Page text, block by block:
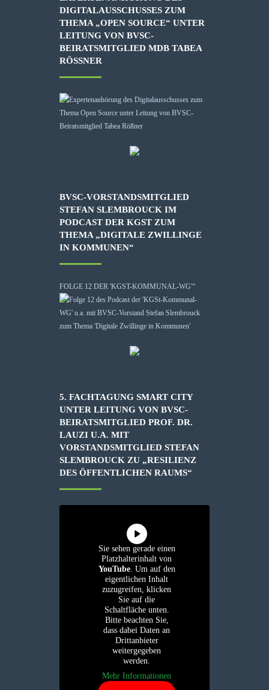
DIGITALAUSSCHUSSES ZUM
THEMA „OPEN SOURCE“ UNTER
LEITUNG VON BVSC-
BEIRATSMITGLIED MDB TABEA
RÖSSNER
BVSC-VORSTANDSMITGLIED
STEFAN SLEMBROUCK IM
PODCAST DER KGST ZUM
THEMA „DIGITALE ZWILLINGE
IN KOMMUNEN“
FOLGE 12 DER 'KGST-KOMMUNAL-WG'“
5. FACHTAGUNG SMART CITY
UNTER LEITUNG VON BVSC-
BEIRATSMITGLIED PROF. DR.
LAUZI U.A. MIT
VORSTANDSMITGLIED STEFAN
SLEMBROUCK ZU „RESILIENZ
DES ÖFFENTLICHEN RAUMS“
Sie sehen gerade einen
Platzhalterinhalt von
YouTube. Um auf den
eigentlichen Inhalt
zuzugreifen, klicken
Sie auf die
Schaltfläche unten.
Bitte beachten Sie,
dass dabei Daten an
Drittanbieter
weitergegeben
werden.
Mehr Informationen